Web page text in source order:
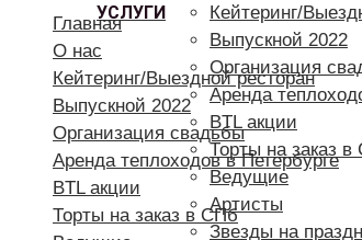
УСЛУГИ
Кейтеринг/
Выпускной 2022
Организация
Аренда
BTL акции
Торты на заказ в
Ведущие
Артисты
Звезды на
Главная
О нас
Кейтеринг/Выездной ресторан
Выпускной 2022
Организация свадьбы
Аренда теплоходов в Петербурге
BTL акции
Торты на заказ в СПб